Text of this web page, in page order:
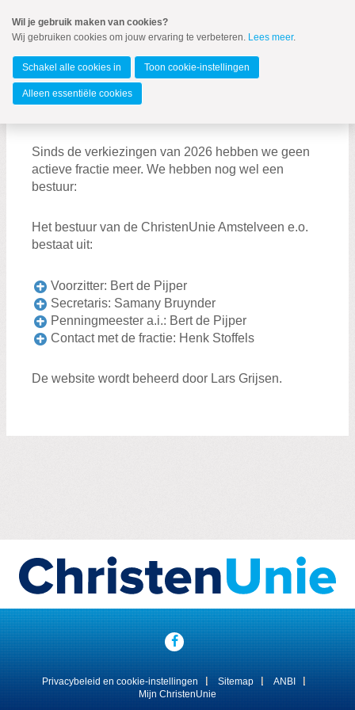
naar
Spring
de
inhoud
Spring
naar
Amstelveen
MENU
Vacatures
Zoeken:
Zoeken
Sinds de verkiezingen van 2026 hebben we geen
actieve fractie meer. We hebben nog wel een
bestuur:
Het bestuur van de ChristenUnie Amstelveen e.o.
bestaat uit:
Voorzitter: Bert de Pijper
Secretaris: Samany Bruynder
Penningmeester a.i.: Bert de Pijper
Contact met de fractie: Henk Stoffels
De website wordt beheerd door Lars Grijsen.
mediaPrivacybeleid en cookie-instellingen Sitemap
ANBI
Mijn ChristenUnie
Wil je gebruik maken van cookies?
Wij gebruiken cookies om jouw ervaring te verbeteren. Lees meer.
Schakel alle cookies in Toon cookie-instellingen
Alleen essentiële cookies